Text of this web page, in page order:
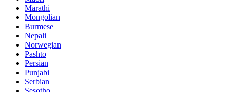
Marathi
Mongolian
Burmese
Nepali
Norwegian
Pashto
Persian
Punjabi
Serbian